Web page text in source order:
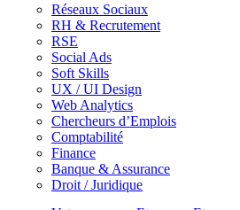
Réseaux Sociaux
RH & Recrutement
RSE
Social Ads
Soft Skills
UX / UI Design
Web Analytics
Chercheurs d’Emplois
Comptabilité
Finance
Banque & Assurance
Droit / Juridique